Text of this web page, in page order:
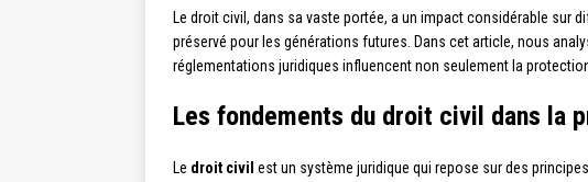
Le droit civil, dans sa vaste portée, a un impact considérable sur
préservé pour les générations futures. Dans cet article, nous
réglementations juridiques influencent non seulement la
Les fondements du droit civil dans la
Le droit civil est un système juridique qui repose sur des